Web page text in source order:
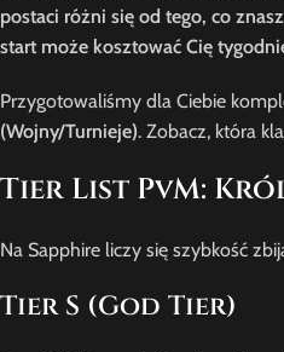
postaci różni się od tego, co
start może kosztować Cię
Przygotowaliśmy dla Ciebie
(Wojny/Turnieje). Zobacz, która
Tier List PvM:
Na Sapphire liczy się szybkość
Tier S (God Tier)